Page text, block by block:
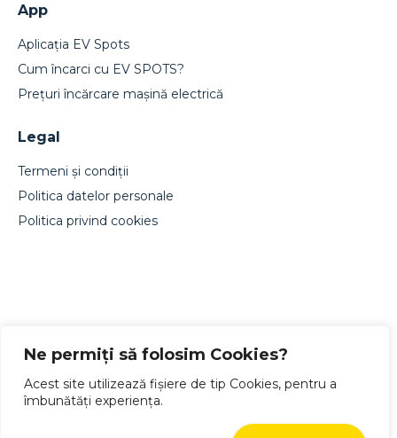
Ne permiți să folosim Cookies?
Acest site utilizează fișiere de tip Cookies, pentru a
îmbunătăți experiența.
App
Aplicația EV Spots
Cum încarci cu EV SPOTS?
Prețuri încărcare mașină electrică
Legal
Termeni și condiții
Politica datelor personale
Politica privind cookies
Designed by Live Design